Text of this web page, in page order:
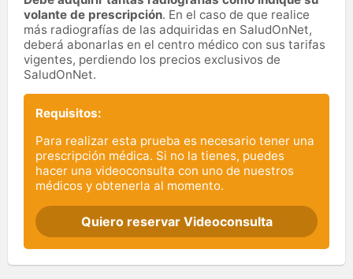
volante de prescripción. En el caso de que realice
más radiografías de las adquiridas en SaludOnNet,
deberá abonarlas en el centro médico con sus tarifas
vigentes, perdiendo los precios exclusivos de
SaludOnNet.
Requisitos:
Para realizar esta prueba es necesario tener una
prescripción médica. Si no la tienes, puedes
hacer una videoconsulta con uno de nuestros
médicos y obtenerla al momento.
Quiero reservar Videoconsulta